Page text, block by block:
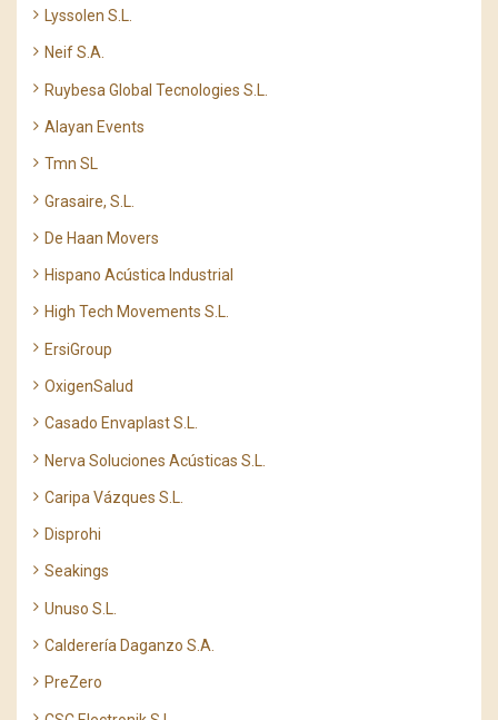
Lyssolen S.L.
Neif S.A.
Ruybesa Global Tecnologies S.L.
Alayan Events
Tmn SL
Grasaire, S.L.
De Haan Movers
Hispano Acústica Industrial
High Tech Movements S.L.
ErsiGroup
OxigenSalud
Casado Envaplast S.L.
Nerva Soluciones Acústicas S.L.
Caripa Vázques S.L.
Disprohi
Seakings
Unuso S.L.
Calderería Daganzo S.A.
PreZero